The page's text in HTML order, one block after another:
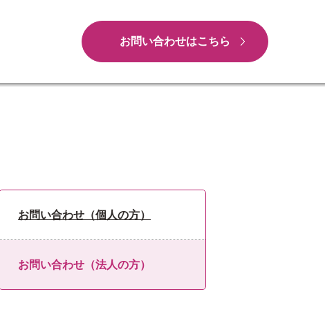
お問い合わせはこちら
お問い合わせ（個人の方）
お問い合わせ（法人の方）